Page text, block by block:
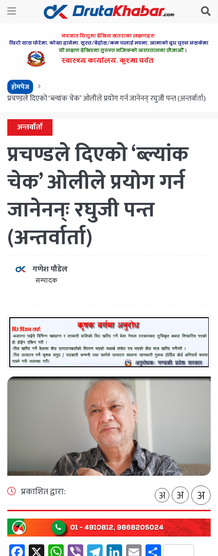
होमपेज
प्रचण्डले दिएको ‘ब्ल्यांक चेक’ ओलीले प्रयोग गर्न जानेनन्ः रघुजी पन्त (अन्तर्वार्ता)
अन्तर्वार्ता
प्रचण्डले दिएको ‘ब्ल्यांक
चेक’ ओलीले प्रयोग गर्न
जानेनन्ः रघुजी पन्त
(अन्तर्वार्ता)
गणेश पौडेल
सम्पादक
प्रकाशित द्वारा: अ अ अ